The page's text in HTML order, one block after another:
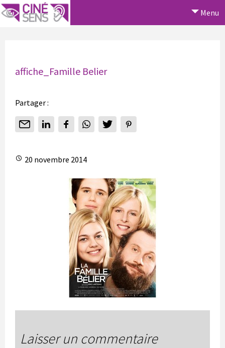
Menu
affiche_Famille Belier
Partager :
20 novembre 2014
Laisser un commentaire